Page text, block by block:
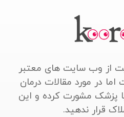
از وب سایت های معتبر
در مورد مقالات درمان
پزشک مشورت کرده و این
قرار ندهید.